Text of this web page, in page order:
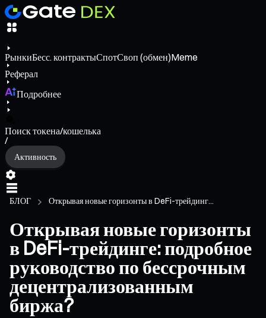
РынкиБесс. контрактыСпотСвоп (обмен)Meme
Реферал
Подробнее
Поиск токена/кошелька
/
Активность
БЛОГ Открывая новые горизонты в DeFi-трейдинг...
Открывая новые горизонты
в DeFi-трейдинге: подробное
руководство по бессрочным
децентрализованным
биржа?